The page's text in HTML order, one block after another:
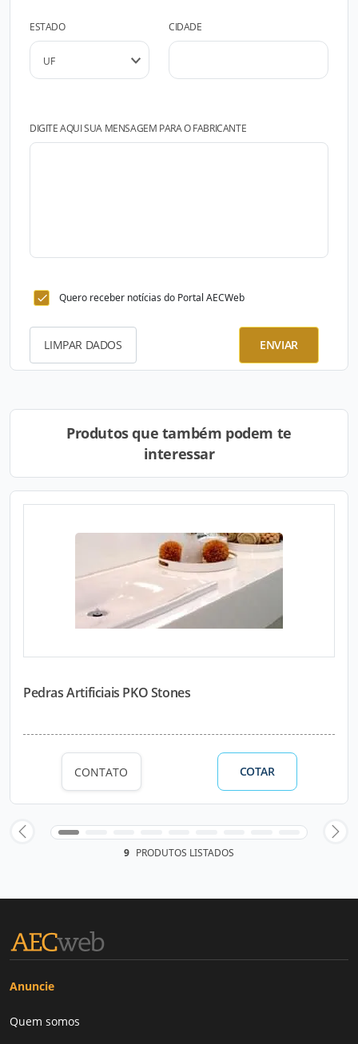
ESTADO CIDADE
DIGITE AQUI SUA MENSAGEM PARA O FABRICANTE
Quero receber notícias do Portal AECWeb
LIMPAR DADOS ENVIAR
Produtos que também podem te
interessar
Pedras Artificiais PKO Stones
CONTATO COTAR
9 PRODUTOS LISTADOS
Anuncie
Quem somos